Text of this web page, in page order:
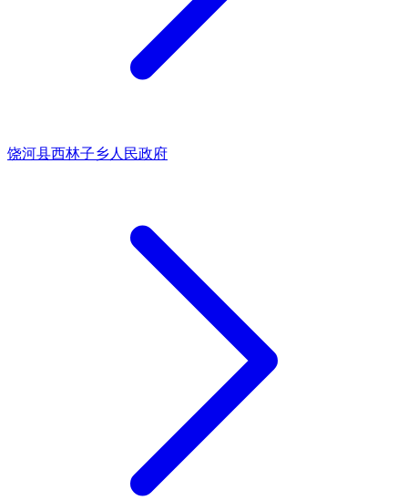
饶河县西林子乡人民政府